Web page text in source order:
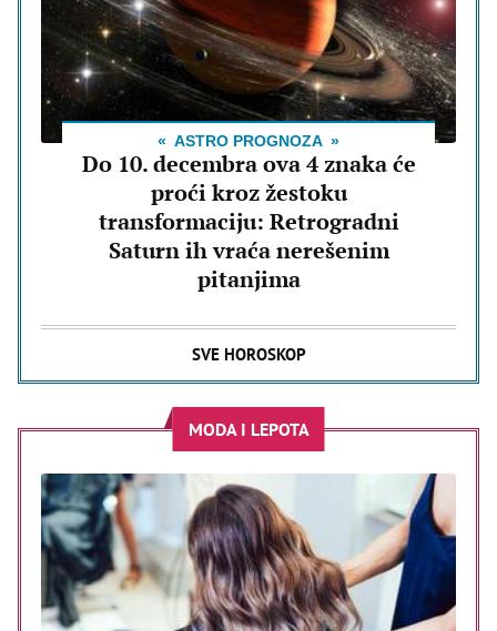
ASTRO PROGNOZA
Do 10. decembra ova 4 znaka će
proći kroz žestoku
transformaciju: Retrogradni
Saturn ih vraća nerešenim
pitanjima
SVE HOROSKOP
MODA I LEPOTA